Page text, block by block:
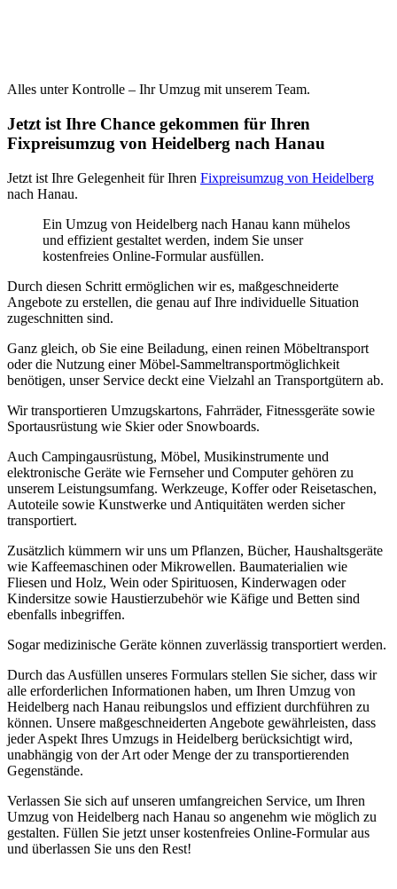
Alles unter Kontrolle – Ihr Umzug mit unserem Team.
Jetzt ist Ihre Chance gekommen für Ihren
Fixpreisumzug von Heidelberg nach Hanau
Jetzt ist Ihre Gelegenheit für Ihren Fixpreisumzug von Heidelberg
nach Hanau.
Ein Umzug von Heidelberg nach Hanau kann mühelos
und effizient gestaltet werden, indem Sie unser
kostenfreies Online-Formular ausfüllen.
Durch diesen Schritt ermöglichen wir es, maßgeschneiderte
Angebote zu erstellen, die genau auf Ihre individuelle Situation
zugeschnitten sind.
Ganz gleich, ob Sie eine Beiladung, einen reinen Möbeltransport
oder die Nutzung einer Möbel-Sammeltransportmöglichkeit
benötigen, unser Service deckt eine Vielzahl an Transportgütern ab.
Wir transportieren Umzugskartons, Fahrräder, Fitnessgeräte sowie
Sportausrüstung wie Skier oder Snowboards.
Auch Campingausrüstung, Möbel, Musikinstrumente und
elektronische Geräte wie Fernseher und Computer gehören zu
unserem Leistungsumfang. Werkzeuge, Koffer oder Reisetaschen,
Autoteile sowie Kunstwerke und Antiquitäten werden sicher
transportiert.
Zusätzlich kümmern wir uns um Pflanzen, Bücher, Haushaltsgeräte
wie Kaffeemaschinen oder Mikrowellen. Baumaterialien wie
Fliesen und Holz, Wein oder Spirituosen, Kinderwagen oder
Kindersitze sowie Haustierzubehör wie Käfige und Betten sind
ebenfalls inbegriffen.
Sogar medizinische Geräte können zuverlässig transportiert werden.
Durch das Ausfüllen unseres Formulars stellen Sie sicher, dass wir
alle erforderlichen Informationen haben, um Ihren Umzug von
Heidelberg nach Hanau reibungslos und effizient durchführen zu
können. Unsere maßgeschneiderten Angebote gewährleisten, dass
jeder Aspekt Ihres Umzugs in Heidelberg berücksichtigt wird,
unabhängig von der Art oder Menge der zu transportierenden
Gegenstände.
Verlassen Sie sich auf unseren umfangreichen Service, um Ihren
Umzug von Heidelberg nach Hanau so angenehm wie möglich zu
gestalten. Füllen Sie jetzt unser kostenfreies Online-Formular aus
und überlassen Sie uns den Rest!